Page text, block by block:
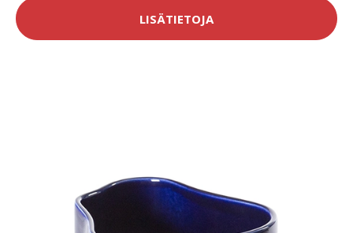
LISÄTIETOJA